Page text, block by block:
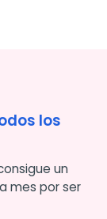
los
un
mes por ser